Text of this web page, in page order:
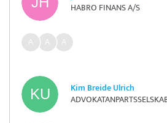
HABRO FINANS A/S
Kim Breide Ulrich